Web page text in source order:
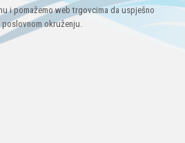
i pomažemo web trgovcima da uspješno
okruženju.